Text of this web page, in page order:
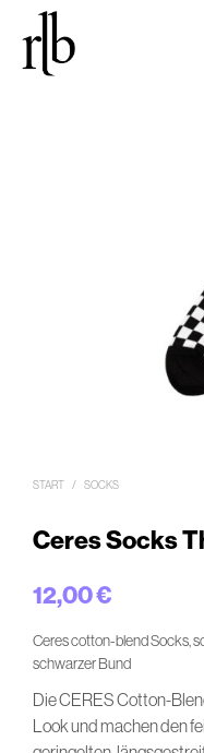
START / SOCKS
Ceres Socks
12,00€
Ceres cotton-blend Socks,
schwarzer Bund
Die CERES Cotton-
Look und machen den